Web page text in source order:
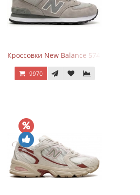
Кроссовки New Balance 574 Silver
9970